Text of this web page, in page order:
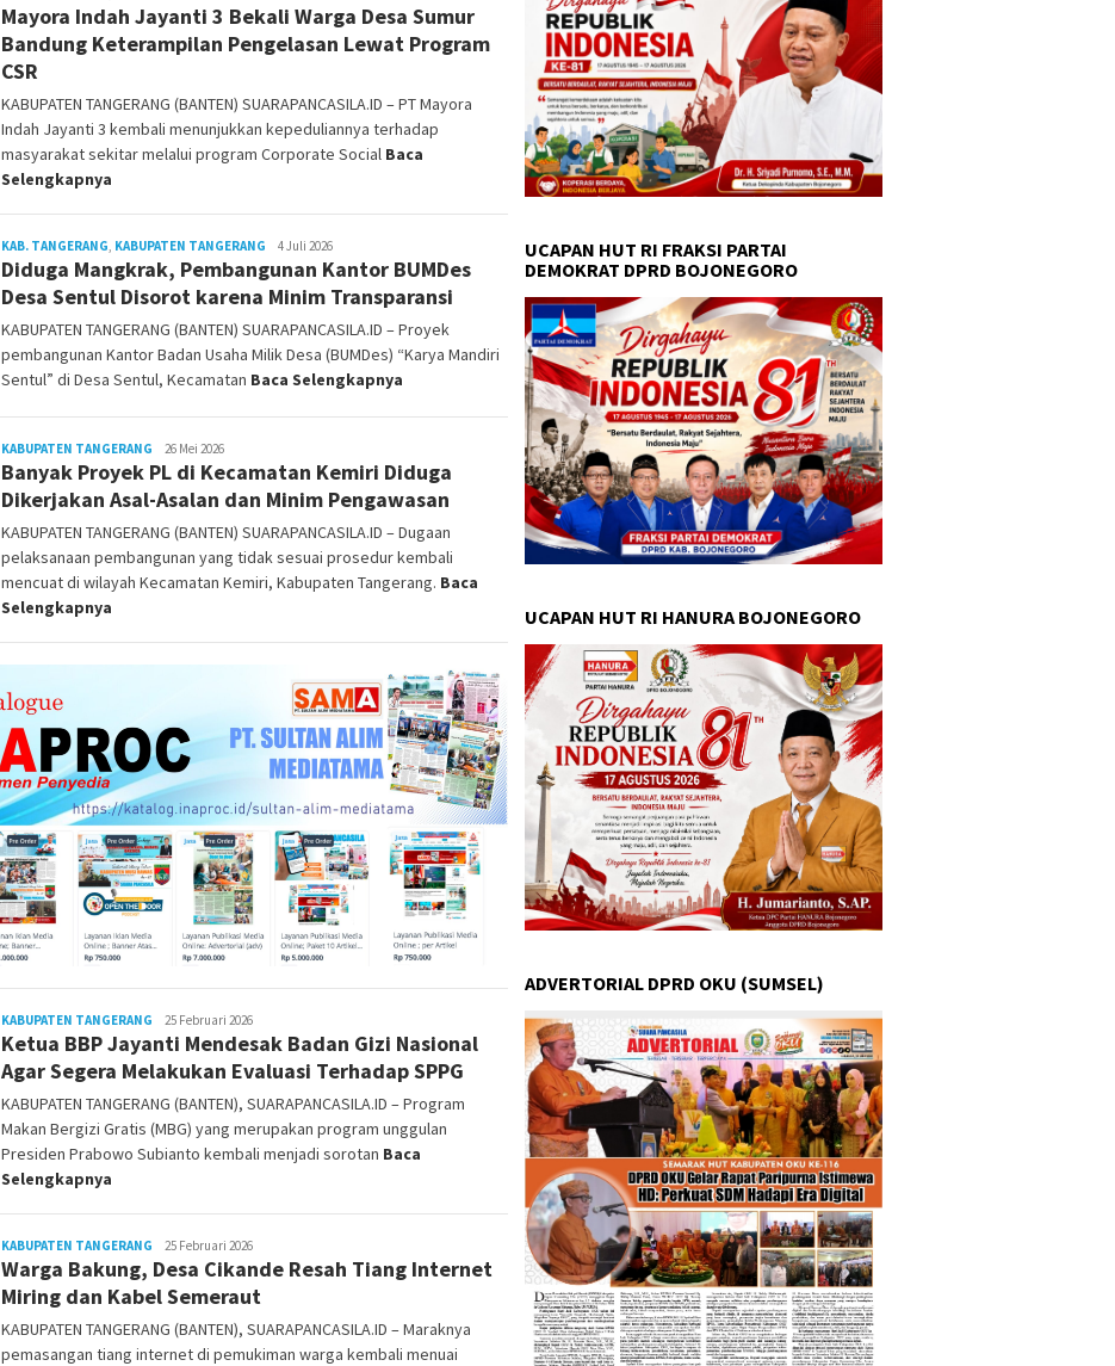
Mayora Indah Jayanti 3 Bekali Warga Desa Sumur
Bandung Keterampilan Pengelasan Lewat Program
CSR
KABUPATEN TANGERANG (BANTEN) SUARAPANCASILA.ID – PT Mayora
Indah Jayanti 3 kembali menunjukkan kepeduliannya terhadap
masyarakat sekitar melalui program Corporate Social Baca
Selengkapnya
KAB. TANGERANG, KABUPATEN TANGERANG Redaksi
4 Juli 2026
Diduga Mangkrak, Pembangunan Kantor BUMDes
Desa Sentul Disorot karena Minim Transparansi
KABUPATEN TANGERANG (BANTEN) SUARAPANCASILA.ID – Proyek
pembangunan Kantor Badan Usaha Milik Desa (BUMDes) “Karya Mandiri
Sentul” di Desa Sentul, Kecamatan Baca Selengkapnya
KABUPATEN TANGERANG Redaksi
26 Mei 2026
Banyak Proyek PL di Kecamatan Kemiri Diduga
Dikerjakan Asal-Asalan dan Minim Pengawasan
KABUPATEN TANGERANG (BANTEN) SUARAPANCASILA.ID – Dugaan
pelaksanaan pembangunan yang tidak sesuai prosedur kembali
mencuat di wilayah Kecamatan Kemiri, Kabupaten Tangerang. Baca
Selengkapnya
KABUPATEN TANGERANG Bonai
Gunawan
25 Februari 2026
Ketua BBP Jayanti Mendesak Badan Gizi Nasional
Agar Segera Melakukan Evaluasi Terhadap SPPG
KABUPATEN TANGERANG (BANTEN), SUARAPANCASILA.ID – Program
Makan Bergizi Gratis (MBG) yang merupakan program unggulan
Presiden Prabowo Subianto kembali menjadi sorotan Baca
Selengkapnya
KABUPATEN TANGERANG Bonai
Gunawan
25 Februari 2026
Warga Bakung, Desa Cikande Resah Tiang Internet
Miring dan Kabel Semeraut
KABUPATEN TANGERANG (BANTEN), SUARAPANCASILA.ID – Maraknya
pemasangan tiang internet di pemukiman warga kembali menuai
UCAPAN HUT RI FRAKSI PARTAI
DEMOKRAT DPRD BOJONEGORO
UCAPAN HUT RI HANURA BOJONEGORO
ADVERTORIAL DPRD OKU (SUMSEL)